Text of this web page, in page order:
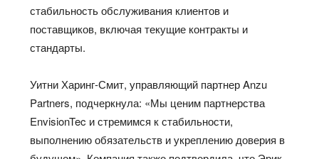
стабильность обслуживания клиентов и
поставщиков, включая текущие контракты и
стандарты.
Уитни Харинг-Смит, управляющий партнер Anzu
Partners, подчеркнула: «Мы ценим партнерства
EnvisionTec и стремимся к стабильности,
выполнению обязательств и укреплению доверия в